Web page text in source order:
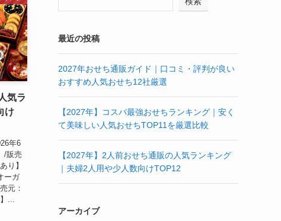
気ラ
け
年6
/販売
り】
ーガ
元：
...
最近の投稿
2027年おせち通販ガイド｜口コミ・評判が良い
おすすめ人気おせち12社厳選
【2027年】コスパ最強おせちランキング｜安く
て美味しい人気おせちTOP11を厳選比較
【2027年】2人前おせち通販の人気ランキング
｜夫婦2人用や少人数向けTOP12
アーカイブ